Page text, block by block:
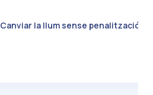
Canviar la llum sense penalització: